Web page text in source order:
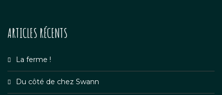
ARTICLES RÉCENTS
La ferme !
Du côté de chez Swann